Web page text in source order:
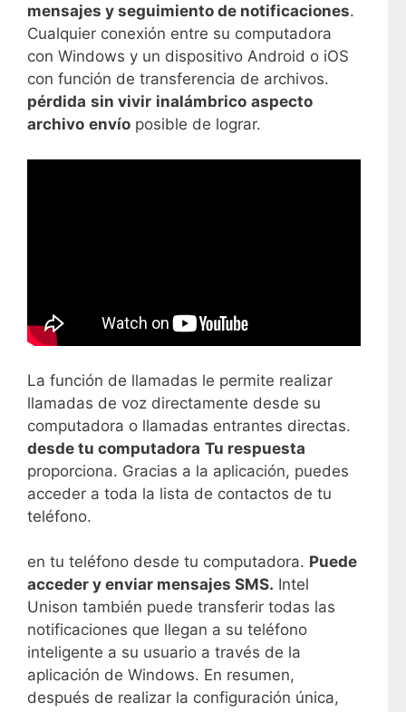
mensajes y seguimiento de notificaciones.
Cualquier conexión entre su computadora
con Windows y un dispositivo Android o iOS
con función de transferencia de archivos.
pérdida sin vivir inalámbrico aspecto
archivo envío posible de lograr.
La función de llamadas le permite realizar
llamadas de voz directamente desde su
computadora o llamadas entrantes directas.
desde tu computadora Tu respuesta
proporciona. Gracias a la aplicación, puedes
acceder a toda la lista de contactos de tu
teléfono.
en tu teléfono desde tu computadora. Puede
acceder y enviar mensajes SMS. Intel
Unison también puede transferir todas las
notificaciones que llegan a su teléfono
inteligente a su usuario a través de la
aplicación de Windows. En resumen,
después de realizar la configuración única,